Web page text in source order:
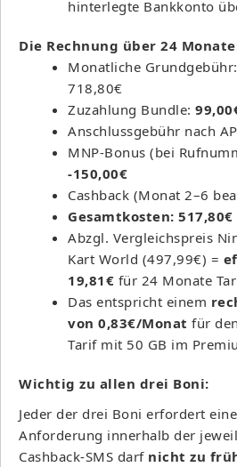
hinterlegte Bankkonto
Die Rechnung über 24
Monatliche
718,80€
Zuzahlung Bundle:
Anschlussgebühr nach
MNP-Bonus (bei
-150,00€
Cashback (Monat 2–6
Gesamtkosten: 517,80€
Abzgl. Vergleichspreis
Kart World (497,99€) =
19,81€ für 24 Monate
Das entspricht einem
von 0,83€/Monat für
Tarif mit 50 GB im
Wichtig zu allen drei Boni:
Jeder der drei Boni erfordert
Anforderung innerhalb der
Cashback-SMS darf nicht zu